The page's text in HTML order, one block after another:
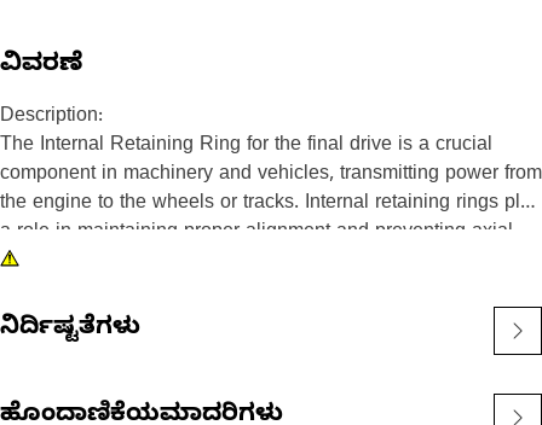
ವಿವರಣೆ
Description:
The Internal Retaining Ring for the final drive is a crucial
component in machinery and vehicles, transmitting power from
the engine to the wheels or tracks. Internal retaining rings play
a role in maintaining proper alignment and preventing axial
movement of components within the final drive assembly. The
when it is installed, which helps to keep it in place.
• Durable and resistant to corrosion.
ನಿರ್ದಿಷ್ಟತೆಗಳು
ಹೊಂದಾಣಿಕೆಯಮಾದರಿಗಳು